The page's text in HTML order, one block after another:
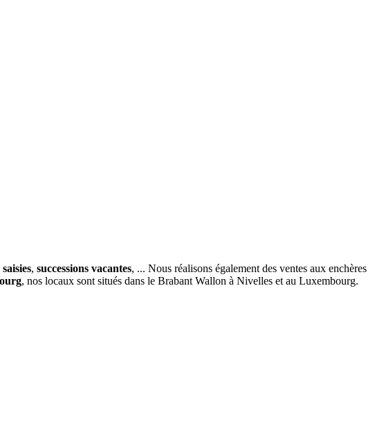
saisies, successions vacantes, ... Nous réalisons également des ventes aux enchères
, nos locaux sont situés dans le Brabant Wallon à Nivelles et au Luxembourg.